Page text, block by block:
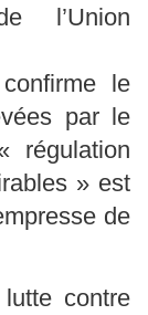
l’Union
le
par le
régulation
» est
de
contre